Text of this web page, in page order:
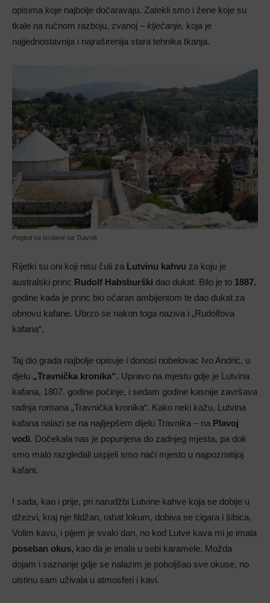
opisima koje najbolje dočaravaju. Zatekli smo i žene koje su
tkale na ručnom razboju, zvanoj – klječanje, koja je
najjednostavnija i najraširenija stara tehnika tkanja.
Pogled sa tvrđave na Travnik
Rijetki su oni koji nisu čuli za Lutvinu kahvu za koju je
australski princ Rudolf Habsburški dao dukat. Bilo je to 1887.
godine kada je princ bio očaran ambijentom te dao dukat za
obnovu kafane. Ubrzo se nakon toga naziva i „Rudolfova
kafana“.
Taj dio grada najbolje opisuje i donosi nobelovac Ivo Andrić, u
djelu „Travnička kronika“. Upravo na mjestu gdje je Lutvina
kafana, 1807. godine počinje, i sedam godine kasnije završava
radnja romana „Travnička kronika“. Kako neki kažu, Lutvina
kafana nalazi se na najljepšem dijelu Travnika – na Plavoj
vodi. Dočekala nas je popunjena do zadnjeg mjesta, pa dok
smo malo razgledali uspjeli smo naći mjesto u najpoznatijoj
kafani.
I sada, kao i prije, pri narudžbi Lutvine kahve koja se dobije u
džezvi, kraj nje fildžan, rahat lokum, dobiva se cigara i šibica.
Volim kavu, i pijem je svaki dan, no kod Lutve kava mi je imala
poseban okus, kao da je imala u sebi karamele. Možda
dojam i saznanje gdje se nalazim je poboljšao sve okuse, no
uistinu sam uživala u atmosferi i kavi.